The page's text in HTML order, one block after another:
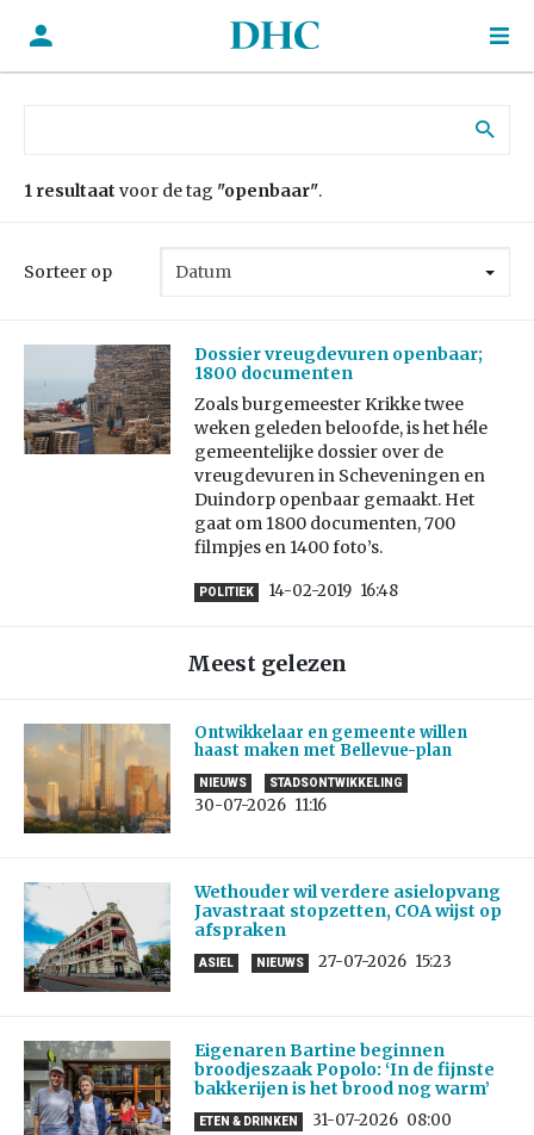
1 resultaat voor de tag "openbaar".
Sorteer op
Dossier vreugdevuren openbaar;
1800 documenten
Zoals burgemeester Krikke twee
weken geleden beloofde, is het héle
gemeentelijke dossier over de
vreugdevuren in Scheveningen en
Duindorp openbaar gemaakt. Het
gaat om 1800 documenten, 700
filmpjes en 1400 foto’s.
POLITIEK 14-02-2019 16:48
Meest gelezen
Ontwikkelaar en gemeente willen
haast maken met Bellevue-plan
NIEUWS STADSONTWIKKELING
30-07-2026 11:16
Wethouder wil verdere asielopvang
Javastraat stopzetten, COA wijst op
afspraken
ASIEL NIEUWS 27-07-2026 15:23
Eigenaren Bartine beginnen
broodjeszaak Popolo: ‘In de fijnste
bakkerijen is het brood nog warm’
ETEN & DRINKEN 31-07-2026 08:00